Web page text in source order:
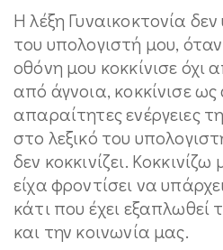
Η λέξη Γυναικοκτονία
του υπολογιστή μου,
οθόνη μου κοκκίνισε
από άγνοια, κοκκίνισε
απαραίτητες ενέργειες
στο λεξικό του
δεν κοκκινίζει.
είχα φροντίσει να
κάτι που έχει
και την κοινωνία μας.